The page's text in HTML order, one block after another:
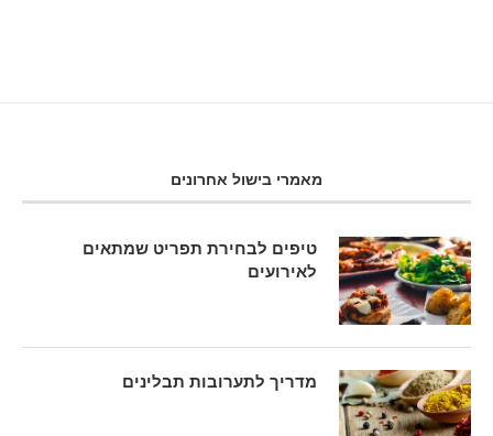
מאמרי בישול אחרונים
טיפים לבחירת תפריט שמתאים
לאירועים
מדריך לתערובות תבלינים